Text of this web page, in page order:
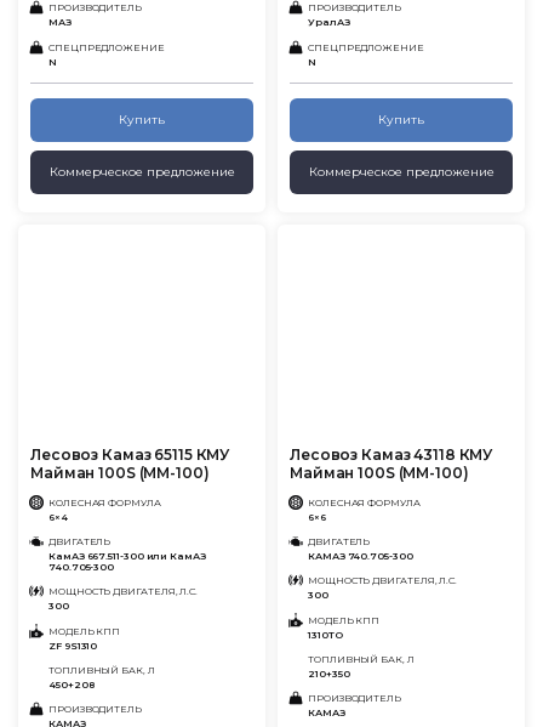
ПРОИЗВОДИТЕЛЬ
МАЗ
СПЕЦПРЕДЛОЖЕНИЕ
N
Купить
Коммерческое предложение
ПРОИЗВОДИТЕЛЬ
УралАЗ
СПЕЦПРЕДЛОЖЕНИЕ
N
Купить
Коммерческое предложение
Лесовоз Камаз 65115 КМУ
Майман 100S (ММ-100)
КОЛЕСНАЯ ФОРМУЛА
6×4
ДВИГАТЕЛЬ
КамАЗ 667.511-300 или КамАЗ
740.705-300
МОЩНОСТЬ ДВИГАТЕЛЯ, Л.С.
300
МОДЕЛЬ КПП
ZF 9S1310
ТОПЛИВНЫЙ БАК, Л
450+208
ПРОИЗВОДИТЕЛЬ
КАМАЗ
Лесовоз Камаз 43118 КМУ
Майман 100S (ММ-100)
КОЛЕСНАЯ ФОРМУЛА
6×6
ДВИГАТЕЛЬ
КАМАЗ 740.705-300
МОЩНОСТЬ ДВИГАТЕЛЯ, Л.С.
300
МОДЕЛЬ КПП
1310ТО
ТОПЛИВНЫЙ БАК, Л
210+350
ПРОИЗВОДИТЕЛЬ
КАМАЗ